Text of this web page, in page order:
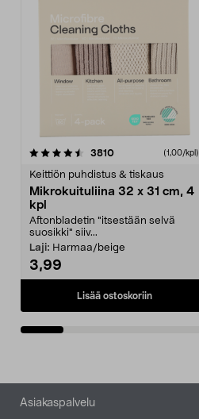
3810arvostelut (1,00/kpl)
Keittiön puhdistus & tiskaus
Mikrokuituliina 32 x 31 cm, 4
kpl
Aftonbladetin "itsestään selvä
suosikki" siiv...
Laji: Harmaa/beige
3,99
Lisää ostoskoriin
4.5viidestä
Alatunniste
Asiakaspalvelu